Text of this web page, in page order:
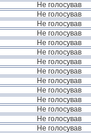
Не голосував
Не голосував
Не голосував
Не голосував
Не голосував
Не голосував
Не голосував
Не голосував
Не голосував
Не голосував
Не голосував
Не голосував
Не голосував
Не голосував